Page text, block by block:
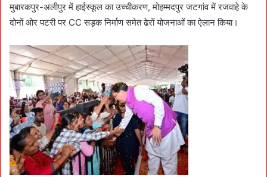
मुबारकपुर-अलीपुर में हाईस्कूल का उच्चीकरण, मोहम्मदपुर जटगांव में रजवाहे के
दोनों ओर पटरी पर CC सड़क निर्माण समेत ढेरों योजनाओं का ऐलान किया।